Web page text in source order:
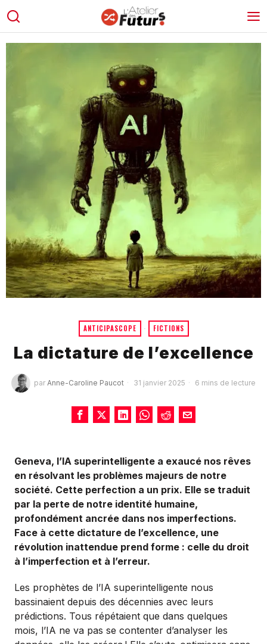
ANTICIPASCOPE · FICTIONS
La dictature de l’excellence
par Anne-Caroline Paucot 31 janvier 2025 6 mins de lecture
Geneva, l’IA superintelligente a exaucé nos rêves
en résolvant les problèmes majeurs de notre
société. Cette perfection a un prix. Elle se traduit
par la perte de notre identité humaine,
profondément ancrée dans nos imperfections.
Face à cette dictature de l’excellence, une
révolution inattendue prend forme : celle du droit
à l’imperfection et à l’erreur.
Les prophètes de l’IA superintelligente nous
bassinaient depuis des décennies avec leurs
prédictions. Tous répétaient que dans quelques
mois, l’IA ne va pas se contenter d’analyser les